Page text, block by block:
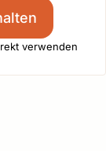
verwenden